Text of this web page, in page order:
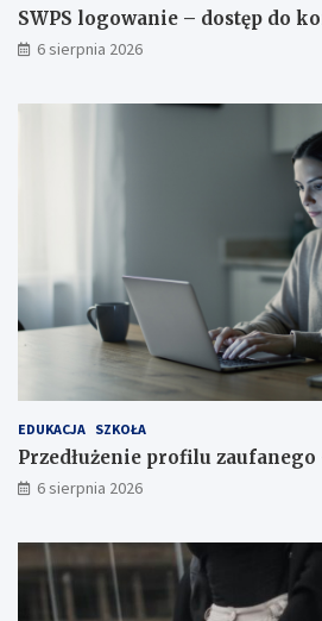
k
o
n
a
a
f
a
n
g
z
r
o
ć
?
SWPS logowanie – dostęp do
6 sierpnia 2026
EDUKACJA SZKOŁA
Przedłużenie profilu
6 sierpnia 2026